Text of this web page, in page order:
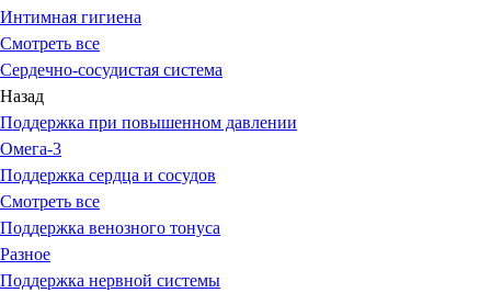
Интимная гигиена
Смотреть все
Сердечно-сосудистая система
Назад
Поддержка при повышенном давлении
Омега-3
Поддержка сердца и сосудов
Смотреть все
Поддержка венозного тонуса
Разное
Поддержка нервной системы